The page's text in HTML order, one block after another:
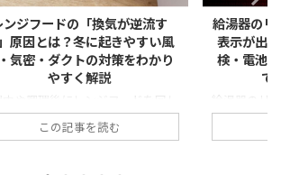
ンジフードの「換気が逆流す
原因とは？冬に起きやすい風
気密・ダクトの対策をわかり
やすく解説
中や調理後にレンジフードを回し
のに、「なぜかキッチンににお
残る」「外の冷たい風が入ってく
この記事を読む
給湯器のリ
表示が出
検・電池
で
給湯器のリ
慣れない数